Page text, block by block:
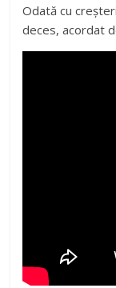
Odată cu
deces, acordat